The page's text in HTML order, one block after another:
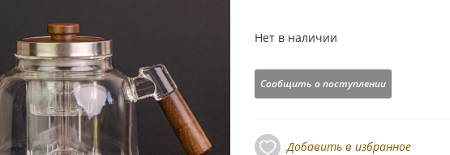
Нет в наличии
Сообщить о поступлении
Добавить в избранное